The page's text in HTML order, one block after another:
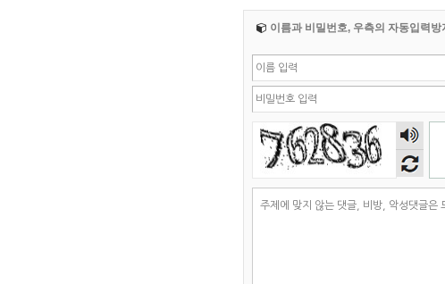
이름과 비밀번호, 우측의 자동입력
숫자
음성
듣기